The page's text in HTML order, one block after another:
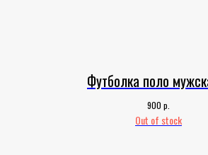
Футболка поло
900 р.
Out of stock